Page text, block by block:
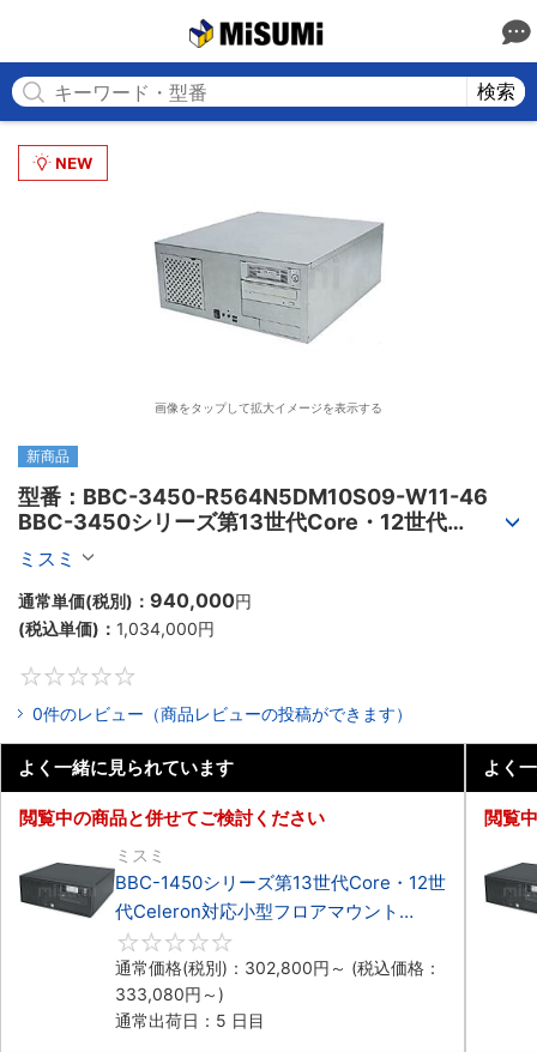
検索
画像をタップして拡大イメージを表示する
新商品
型番：BBC-3450-R564N5DM10S09-W11-46
BBC-3450シリーズ第13世代Core・12世代
Celeron対応フロアマウント4PCIe
ミスミ
通常単価(税別)： 940,000円
(税込単価)： 1,034,000円
0件のレビュー（商品レビューの投稿ができます）
よく一緒に見られています
閲覧中の商品と併せてご検討ください
ミスミ
BBC-1450シリーズ第13世代Core・12世
代Celeron対応小型フロアマウント
4PCIe
通常価格(税別)： 302,800円 ～ (税込価格：
333,080円 ～)
通常出荷日：5 日目
よく
閲覧